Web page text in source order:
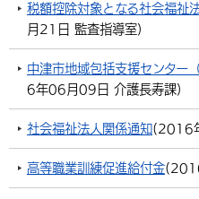
英語（English）
中国語（繁体字）
税金
環境・衛生
選挙
農林水産業
施設情報
相談・支援・情報
観光・移住
遊ぶ・体験する
買う・おみやげ
移住・定住
市政情報
中津市について
地方創生・地域活性化
行政・計画
税額控除対象となる社会福祉
月21日 監査指導室)
中津市地域包括支援センター
6年06月09日 介護長寿課)
社会福祉法人関係通知(2016
高等職業訓練促進給付金(